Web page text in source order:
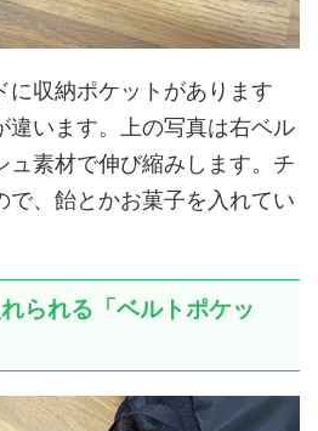
に収納ポケットがあります
違います。上の写真は右ベル
ュ素材で伸び縮みします。チ
で、飴とかお菓子を入れてい
られる「ベルトポケッ